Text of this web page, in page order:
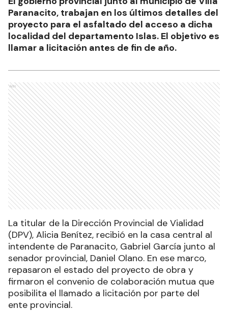
Paranacito, trabajan en los últimos detalles del
proyecto para el asfaltado del acceso a dicha
localidad del departamento Islas. El objetivo es
llamar a licitación antes de fin de año.
Ads
La titular de la Dirección Provincial de Vialidad
(DPV), Alicia Benítez, recibió en la casa central al
intendente de Paranacito, Gabriel García junto al
senador provincial, Daniel Olano. En ese marco,
repasaron el estado del proyecto de obra y
firmaron el convenio de colaboración mutua que
posibilita el llamado a licitación por parte del
ente provincial.